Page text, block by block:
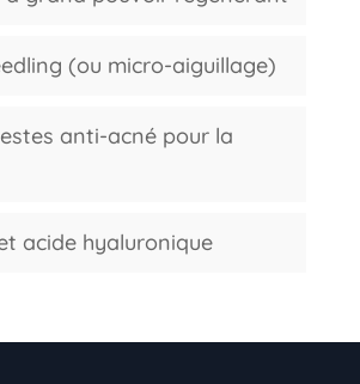
(ou micro-aiguillage)
anti-acné pour la
acide hyaluronique